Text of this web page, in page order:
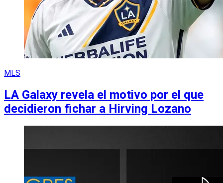
MLS
LA Galaxy revela el motivo por el que
decidieron fichar a Hirving Lozano